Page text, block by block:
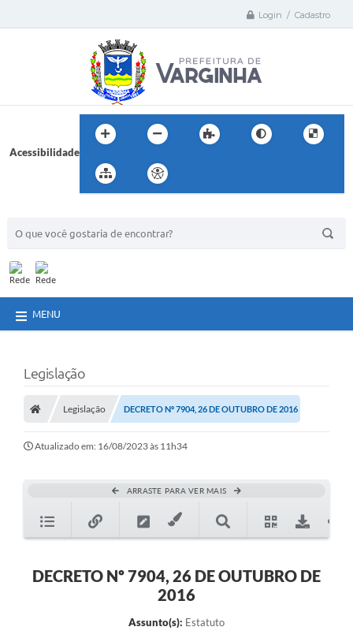
Login / Cadastro
Acessibilidade
MENU
Legislação
Legislação DECRETO Nº 7904, 26 DE OUTUBRO DE 2016
Atualizado em: 16/08/2023 às 11h34
ARRASTE PARA VER MAIS
DECRETO Nº 7904, 26 DE OUTUBRO DE
2016
Assunto(s): Estatuto